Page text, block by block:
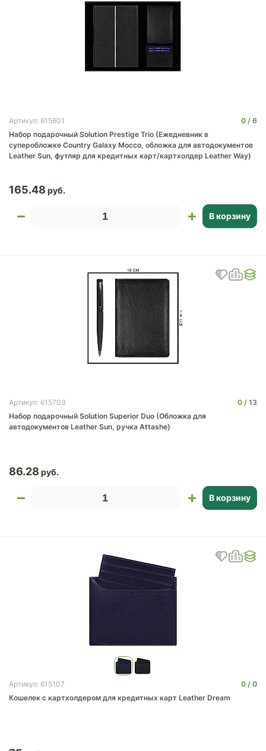
Артикул: 615601 0
6
Набор подарочный Solution Prestige Trio (Ежедневник в
суперобложке Country Galaxy Mocco, обложка для автодокументов
Leather Sun, футляр для кредитных карт/картхолдер Leather Way)
165.48
В корзину
Артикул: 615703 0
13
Набор подарочный Solution Superior Duo (Обложка для
автодокументов Leather Sun, ручка Attashe)
86.28
В корзину
Артикул: 615107 0
0
Кошелек с картхолдером для кредитных карт Leather Dream